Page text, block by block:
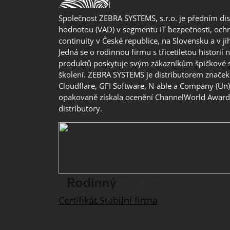
Společnost ZEBRA SYSTEMS, s.r.o. je předním
hodnotou (VAD) v segmentu IT bezpečnosti,
continuity v České republice, na Slovensku a v
Jedná se o rodinnou firmu s třicetiletou historií
produktů poskytuje svým zákazníkům špičkové
školení. ZEBRA SYSTEMS je distributorem
Cloudflare, GFI Software, N-able a Company
opakovaně získala ocenění ChannelWorld
distributory.
Certifikát Stabilní firma